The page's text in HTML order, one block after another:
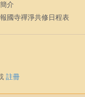
介
國寺禪淨共修日程表
註冊